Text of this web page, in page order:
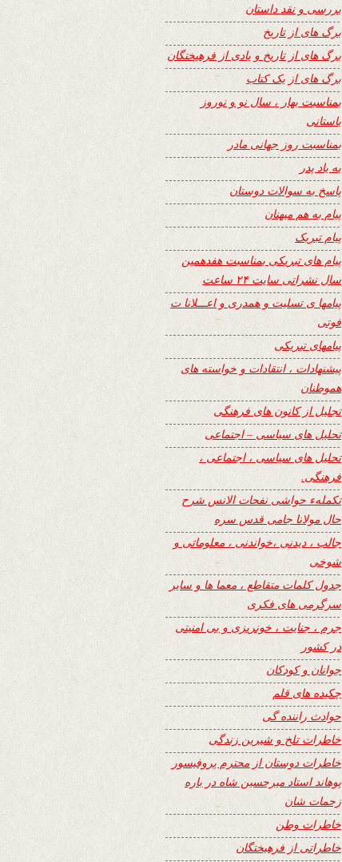
بررسی و نقد داستان
برگ های از تاریخ
برگ های از تاریخ و یادی از فرهیختگان
برگ های از یک کتاب
بمناسبت بهار ، سال نو و نوروز
باستانی
بمناسبت روز جهانی مادر
به یاد پدر
پاسخ به سوالات دوستان
پیام به هم میهنان
پیام تبریک
پیام های تبریکی بمناسبت هفدهمین
سال نشراتی سایت ۲۴ ساعت
پیامها ی تسلیت و همدری و اعـــلانا ت
فوتی
پیامهای تبریکی
پیشنهادات ، انتقادات و خواسته های
هموطنان
تجلیل از کانون های فرهنگی
تحلیل های سیاسی – اجتماعی
تحلیل های سیاسی ، اجتماعی ،
فرهنگی.
تکملهء حواشی نفحات الانس شرح
حال مولانا جامی قدس سره
جالب ، دیدنی ،خواندنی ، معلوماتی و
شوخی
جدول کلمات متقاطع ، معما ها و سایر
سرگرمی های فکری
جرم ، جنایت ، خونریزی و بی امنیتی
در کشور
جوانان و کودکان
چکیده های قلم
حوادث راننده گی
خاطرات تلخ و شیرین زندگی
خاطرات دوستان از محترم پروفیسور
پوهاند استاد میرحسین شاه در باره
زحمات شان
خاطرات وطن
خاطراتی از فرهیختگان